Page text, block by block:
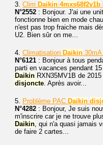
3. Clim Daikin 4mxs68f2v1b
N°2552 : Bonjour. J'ai une
fonctionne bien en mode
n'est pas trop fraiche mais
U2. Bien sûr on me...
4. Climatisation Daikin 30mA
N°6121 : Bonjour à tous
parti en vacances pendant
Daikin RXN35MV1B de
disjoncte. Après avoir...
5. Problème PAC Daikin
N°4282 : Bonjour, Je suis
m'inscrire car je ne trouve
Daikin, qui n'a quasi jamais
de faire 2 cartes...